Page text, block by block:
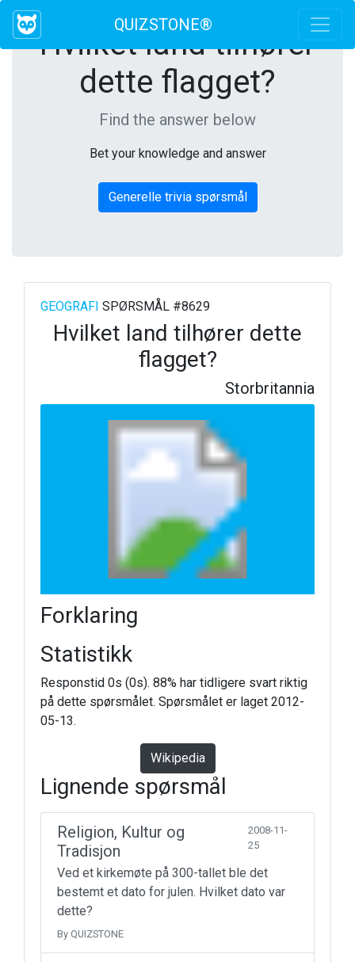
QUIZSTONE®
Hvilket land tilhører
dette flagget?
Find the answer below
Bet your knowledge and answer
Generelle trivia spørsmål
GEOGRAFI SPØRSMÅL #8629
Hvilket land tilhører dette
flagget?
Storbritannia
Forklaring
Statistikk
Responstid 0s (0s). 88% har tidligere svart riktig
på dette spørsmålet. Spørsmålet er laget 2012-
05-13.
Wikipedia
Lignende spørsmål
Religion, Kultur og
Tradisjon
2008-11-
25
Ved et kirkemøte på 300-tallet ble det
bestemt et dato for julen. Hvilket dato var
dette?
By QUIZSTONE